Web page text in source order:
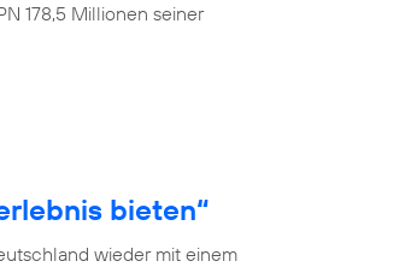
178,5 Millionen seiner
bieten“
wieder mit einem